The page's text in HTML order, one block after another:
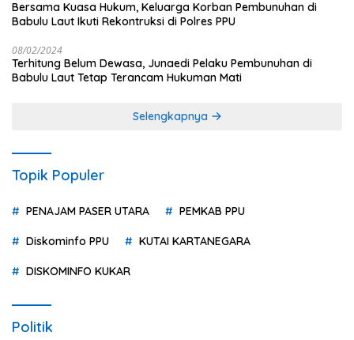
Bersama Kuasa Hukum, Keluarga Korban Pembunuhan di
Babulu Laut Ikuti Rekontruksi di Polres PPU
08/02/2024
Terhitung Belum Dewasa, Junaedi Pelaku Pembunuhan di
Babulu Laut Tetap Terancam Hukuman Mati
Selengkapnya
Topik Populer
PENAJAM PASER UTARA PEMKAB PPU
Diskominfo PPU KUTAI KARTANEGARA
DISKOMINFO KUKAR
Politik